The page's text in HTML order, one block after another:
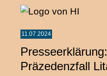
11.07.2024
Präzedenzfall